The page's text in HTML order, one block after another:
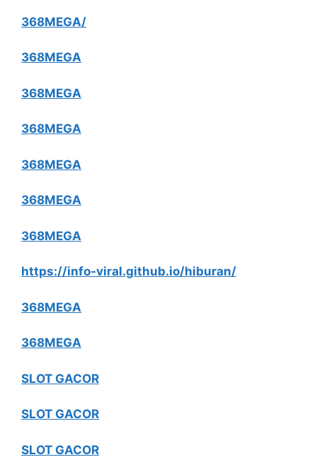
368MEGA/
368MEGA
368MEGA
368MEGA
368MEGA
368MEGA
368MEGA
https://info-viral.github.io/hiburan/
368MEGA
368MEGA
SLOT GACOR
SLOT GACOR
SLOT GACOR